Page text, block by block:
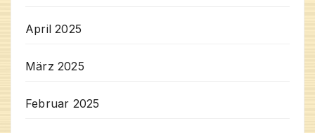
April 2025
März 2025
Februar 2025